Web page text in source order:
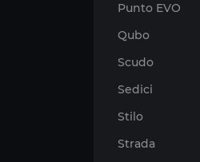
Punto EVO
Qubo
Scudo
Sedici
Stilo
Strada